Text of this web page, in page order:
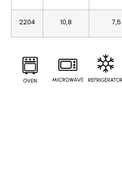
2204 10,8 7,5